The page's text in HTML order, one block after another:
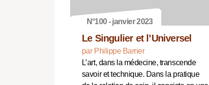
N°100 - janvier 2023
Le Singulier et l’Universel
par Philippe Barrier
L’art, dans la médecine, transcende
savoir et technique. Dans la pratique